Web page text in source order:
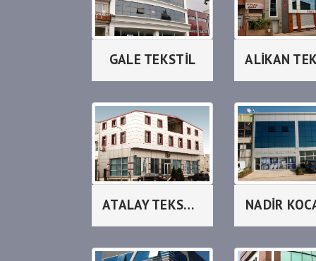
GALE TEKSTİL ALİKAN
ATALAY TEKSTİL_LİLAX NADİR